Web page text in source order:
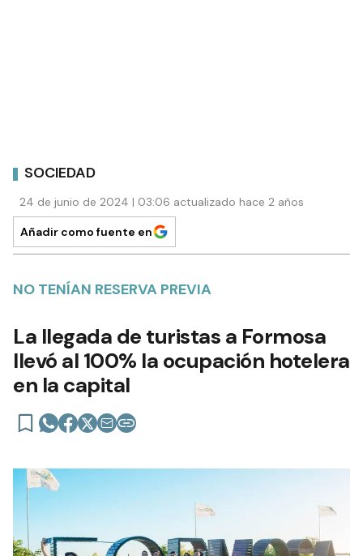
SOCIEDAD
24 de junio de 2024 | 03:06 actualizado hace 2 años
Añadir como fuente en
NO TENÍAN RESERVA PREVIA
La llegada de turistas a Formosa
llevó al 100% la ocupación hotelera
en la capital